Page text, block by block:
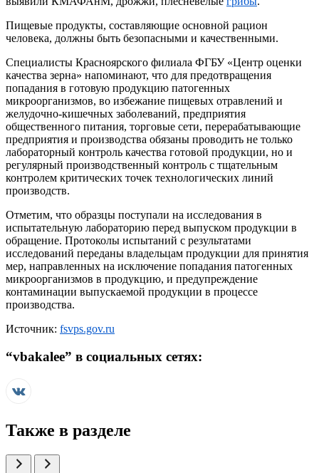
Пищевые продукты, составляющие основной рацион
человека, должны быть безопасными и качественными.
Специалисты Красноярского филиала ФГБУ «Центр оценки
качества зерна» напоминают, что для предотвращения
попадания в готовую продукцию патогенных
микроорганизмов, во избежание пищевых отравлений и
желудочно-кишечных заболеваний, предприятия
общественного питания, торговые сети, перерабатывающие
предприятия и производства обязаны проводить не только
лабораторный контроль качества готовой продукции, но и
регулярный производственный контроль с тщательным
контролем критических точек технологических линий
производств.
Отметим, что образцы поступали на исследования в
испытательную лабораторию перед выпуском продукции в
обращение. Протоколы испытаний с результатами
исследований переданы владельцам продукции для принятия
мер, направленных на исключение попадания патогенных
микроорганизмов в продукцию, и предупреждение
контаминации выпускаемой продукции в процессе
производства.
Источник: fsvps.gov.ru
“vbakalee” в социальных сетях:
Также в разделе